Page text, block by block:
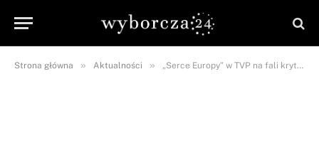
Strona główna » Aktualności » „Serce Europy” w TVP na fali krytyki! „Wynik jest ustawką”